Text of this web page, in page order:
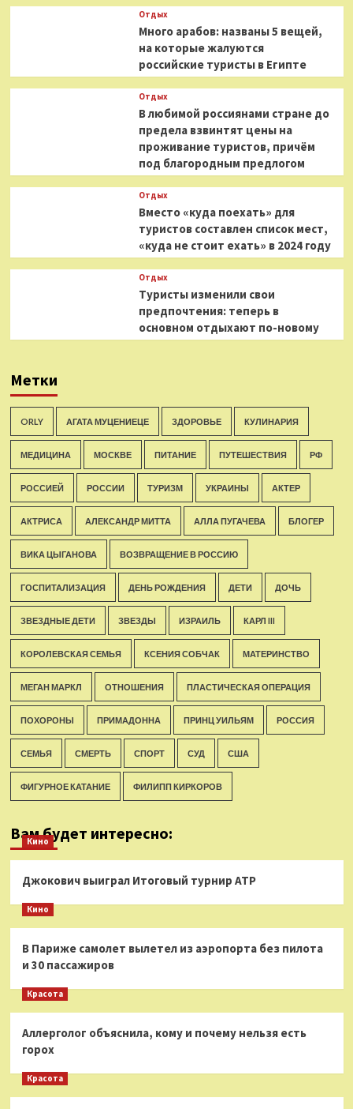
Отдых
Много арабов: названы 5 вещей,
на которые жалуются
российские туристы в Египте
Отдых
В любимой россиянами стране до
предела взвинтят цены на
проживание туристов, причём
под благородным предлогом
Отдых
Вместо «куда поехать» для
туристов составлен список мест,
«куда не стоит ехать» в 2024 году
Отдых
Туристы изменили свои
предпочтения: теперь в
основном отдыхают по-новому
Метки
ORLY АГАТА МУЦЕНИЕЦЕ ЗДОРОВЬЕ КУЛИНАРИЯ
МЕДИЦИНА МОСКВЕ ПИТАНИЕ ПУТЕШЕСТВИЯ РФ
РОССИЕЙ РОССИИ ТУРИЗМ УКРАИНЫ АКТЕР
АКТРИСА АЛЕКСАНДР МИТТА АЛЛА ПУГАЧЕВА БЛОГЕР
ВИКА ЦЫГАНОВА ВОЗВРАЩЕНИЕ В РОССИЮ
ГОСПИТАЛИЗАЦИЯ ДЕНЬ РОЖДЕНИЯ ДЕТИ ДОЧЬ
ЗВЕЗДНЫЕ ДЕТИ ЗВЕЗДЫ ИЗРАИЛЬ КАРЛ III
КОРОЛЕВСКАЯ СЕМЬЯ КСЕНИЯ СОБЧАК МАТЕРИНСТВО
МЕГАН МАРКЛ ОТНОШЕНИЯ ПЛАСТИЧЕСКАЯ ОПЕРАЦИЯ
ПОХОРОНЫ ПРИМАДОННА ПРИНЦ УИЛЬЯМ РОССИЯ
СЕМЬЯ СМЕРТЬ СПОРТ СУД США
ФИГУРНОЕ КАТАНИЕ ФИЛИПП КИРКОРОВ
Вам будет интересно:
Кино
Джокович выиграл Итоговый турнир ATP
Кино
В Париже самолет вылетел из аэропорта без пилота
и 30 пассажиров
Красота
Аллерголог объяснила, кому и почему нельзя есть
горох
Красота